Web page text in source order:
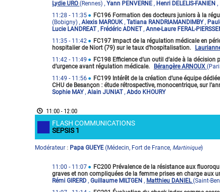
Lydie URO (Rennes) , Yann PENVERNE , Henri DELELIS-FANIEN ,
11:28 - 11:35
FC196 Formation des docteurs juniors à la
(Bobigny) , Alexis MAROUK , Tatiana RANDRIAMANDIMBY,
Lucie LANDREAT, Frédéric ADNET, Anne-Laure FERAL-
11:35 - 11:42
FC197 Impact de la régulation médicale en
hospitalier de Niort (79) sur le taux d’hospitalisation.
11:42 - 11:49
FC198 Efficience d’un outil d’aide à la
d’urgence avant régulation médicale.
Bérangère ARNOUX
11:49 - 11:56
FC199 Intérêt de la création d’une équipe
CHU de Besançon : étude rétrospective, monocentrique, sur
Sophie MAY, Alain JUNIAT, Abdo KHOURY
11:00 - 12:00
FLASH COMMUNICATIONS
SEPSIS 1
Modérateur : Papa GUEYE (Médecin, Fort de France, Martinique)
11:00 - 11:07
FC200 Prévalence de la résistance aux
graves et non compliquées de la femme prises en charge aux
Rémi GIRERD , Guillaume MILTGEN , Matthieu DANIEL(Saint-